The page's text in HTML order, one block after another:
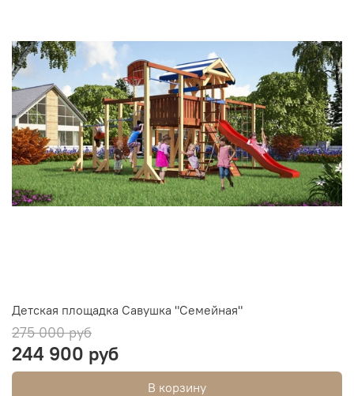
Детская площадка Савушка "Семейная"
275 000 руб
244 900 руб
В корзину